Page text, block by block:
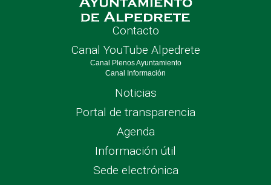
Contacto
Canal YouTube Alpedrete
Canal Plenos Ayuntamiento
Canal Información
Noticias
Portal de transparencia
Agenda
Información útil
Sede electrónica